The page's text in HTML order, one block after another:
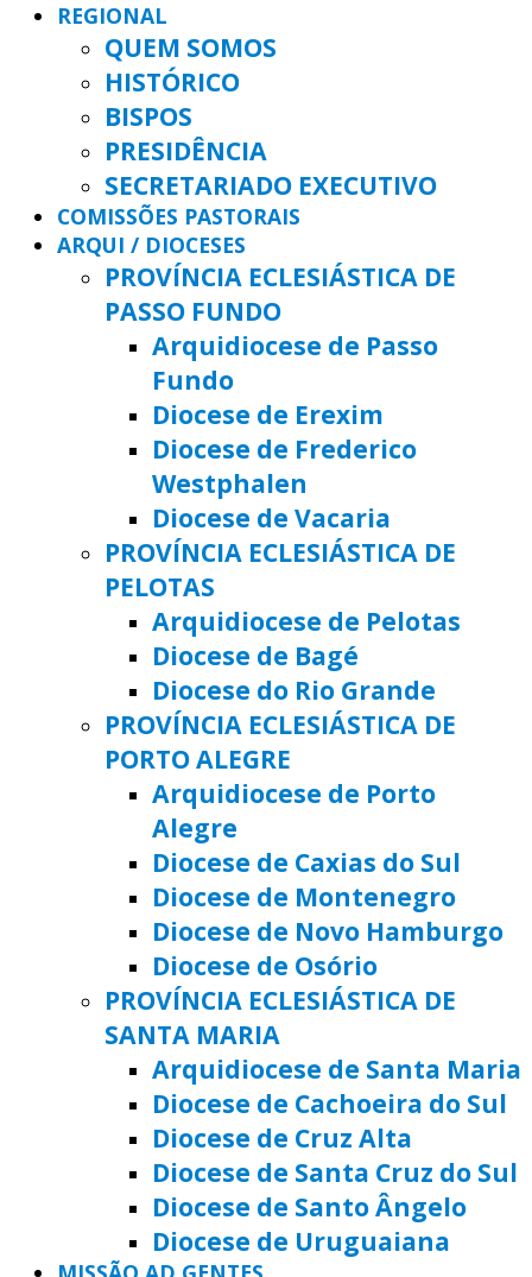
REGIONAL
QUEM SOMOS
HISTÓRICO
BISPOS
PRESIDÊNCIA
SECRETARIADO EXECUTIVO
COMISSÕES PASTORAIS
ARQUI / DIOCESES
PROVÍNCIA ECLESIÁSTICA DE
PASSO FUNDO
Arquidiocese de Passo
Fundo
Diocese de Erexim
Diocese de Frederico
Westphalen
Diocese de Vacaria
PROVÍNCIA ECLESIÁSTICA DE
PELOTAS
Arquidiocese de Pelotas
Diocese de Bagé
Diocese do Rio Grande
PROVÍNCIA ECLESIÁSTICA DE
PORTO ALEGRE
Arquidiocese de Porto
Alegre
Diocese de Caxias do Sul
Diocese de Montenegro
Diocese de Novo Hamburgo
Diocese de Osório
PROVÍNCIA ECLESIÁSTICA DE
SANTA MARIA
Arquidiocese de Santa Maria
Diocese de Cachoeira do Sul
Diocese de Cruz Alta
Diocese de Santa Cruz do Sul
Diocese de Santo Ângelo
Diocese de Uruguaiana